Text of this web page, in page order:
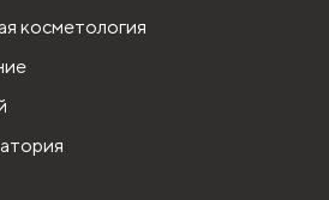
косметология